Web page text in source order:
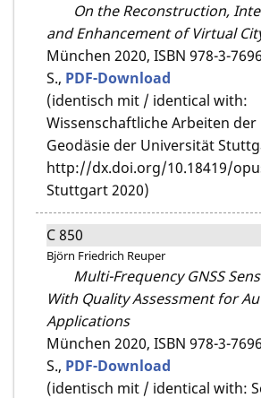
On the Reconstruction,
and Enhancement of Virtual
München 2020, ISBN 978-3-
S., PDF-Download
(identisch mit / identical with:
Wissenschaftliche Arbeiten
Geodäsie der Universität
http://dx.doi.org/10.18419/
Stuttgart 2020)
C 850
Björn Friedrich Reuper
Multi-Frequency GNSS
With Quality Assessment for
Applications
München 2020, ISBN 978-3-
S., PDF-Download
(identisch mit / identical with: